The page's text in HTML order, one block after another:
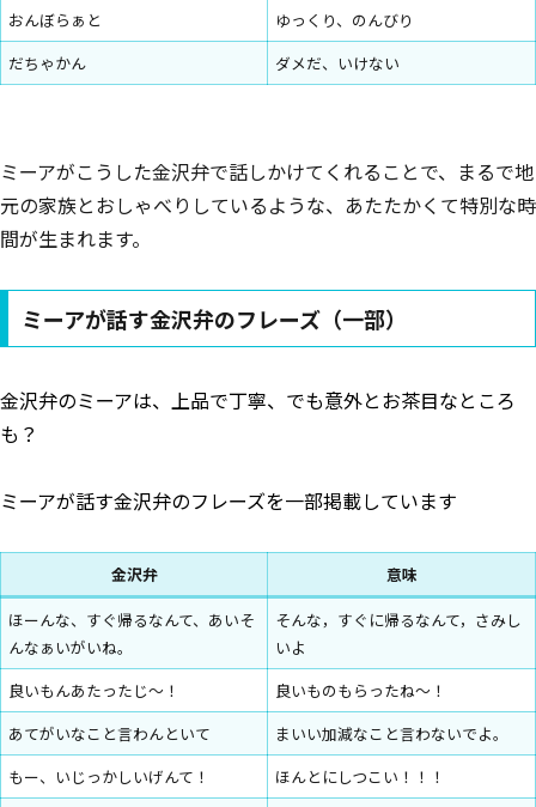
おんぼらぁと
ゆっくり、のんびり
だちゃかん
ダメだ、いけない
ミーアがこうした金沢弁で話しかけてくれることで、まるで地
元の家族とおしゃべりしているような、あたたかくて特別な時
間が生まれます。
ミーアが話す金沢弁のフレーズ（一部）
金沢弁のミーアは、上品で丁寧、でも意外とお茶目なところ
も？
ミーアが話す金沢弁のフレーズを一部掲載しています
金沢弁
意味
ほーんな、すぐ帰るなんて、あいそ
んなぁいがいね。
そんな，すぐに帰るなんて，さみし
いよ
良いもんあたったじ～！
良いものもらったね～！
あてがいなこと言わんといて
まいい加減なこと言わないでよ。
もー、いじっかしいげんて！
ほんとにしつこい！！！